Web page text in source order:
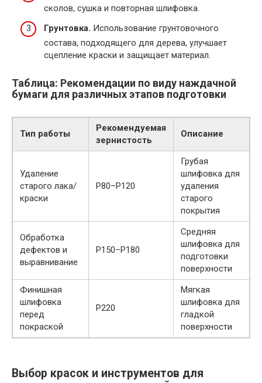
сколов, сушка и повторная шлифовка.
Грунтовка. Использование грунтовочного
состава, подходящего для дерева, улучшает
сцепление краски и защищает материал.
Таблица: Рекомендации по виду наждачной
бумаги для различных этапов подготовки
Тип работы
Рекомендуемая
зернистость
Описание
Удаление
старого лака/
краски
P80–P120
Грубая
шлифовка для
удаления
старого
покрытия
Обработка
дефектов и
выравнивание
P150–P180
Средняя
шлифовка для
подготовки
поверхности
Финишная
шлифовка
перед
покраской
P220
Мягкая
шлифовка для
гладкой
поверхности
Выбор красок и инструментов для